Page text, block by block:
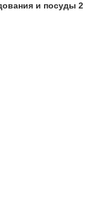
и посуды 2